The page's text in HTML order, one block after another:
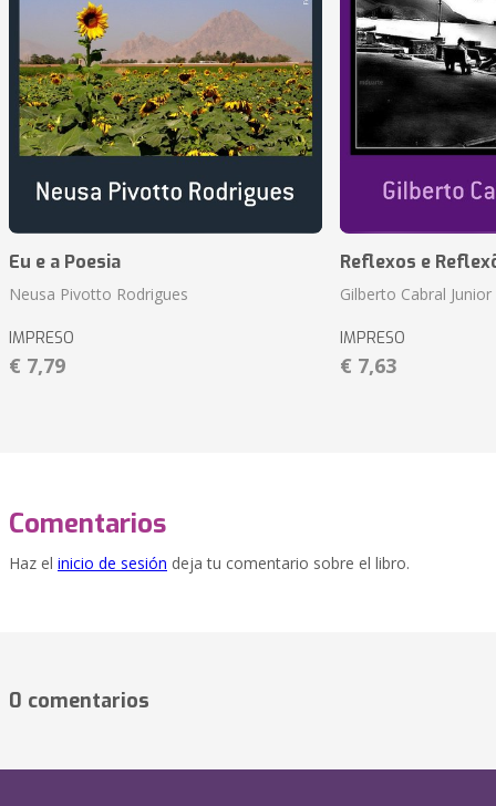
Eu e a Poesia
Neusa Pivotto Rodrigues
IMPRESO
€ 7,79
Reflexos e
Gilberto Cabral Junior
IMPRESO
€ 7,63
Comentarios
Haz el inicio de sesión deja tu comentario sobre el libro.
0 comentarios